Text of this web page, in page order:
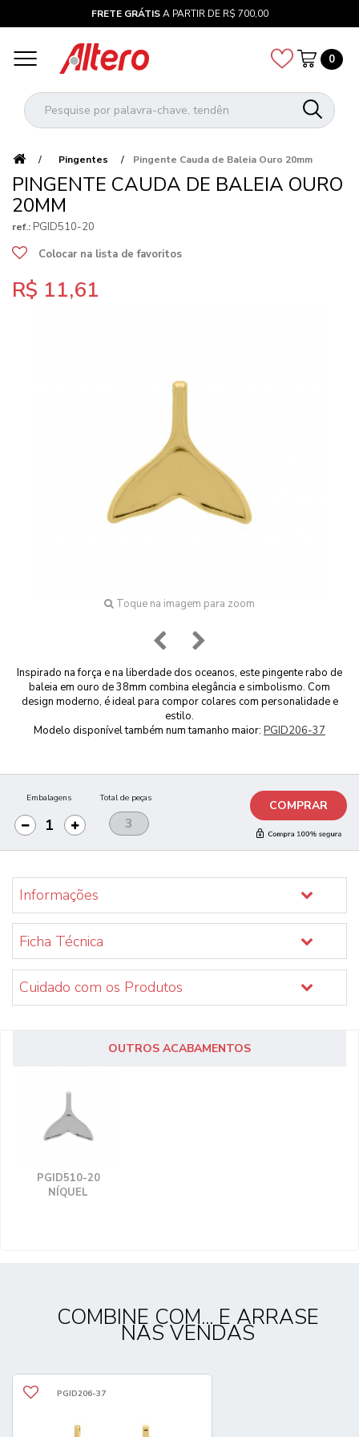
FRETE GRÁTISA PARTIR DE R$ 700,00
0
Pingentes Pingente Cauda de Baleia Ouro 20mm
PINGENTE CAUDA DE BALEIA OURO
20MM
ref.: PGID510-20
Colocar na lista de favoritos
R$ 11,61
Toque na imagem para zoom
Inspirado na força e na liberdade dos oceanos, este pingente rabo de
baleia em ouro de 38mm combina elegância e simbolismo. Com
design moderno, é ideal para compor colares com personalidade e
estilo.
Modelo disponível também num tamanho maior: PGID206-37
Embalagens Total de peças COMPRAR
Informações
Ficha Técnica
Cuidado com os Produtos
OUTROS ACABAMENTOS
PGID510-20
NÍQUEL
COMBINE COM... E ARRASE
NAS VENDAS
PGID206-37